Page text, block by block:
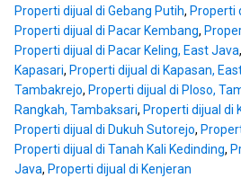
Properti dijual di Gebang Putih, Properti
Properti dijual di Pacar Kembang,
Properti dijual di Pacar Keling, East Java,
Kapasari, Properti dijual di Kapasan,
Tambakrejo, Properti dijual di Ploso,
Rangkah, Tambaksari, Properti dijual di
Properti dijual di Dukuh Sutorejo,
Properti dijual di Tanah Kali Kedinding,
Java, Properti dijual di Kenjeran